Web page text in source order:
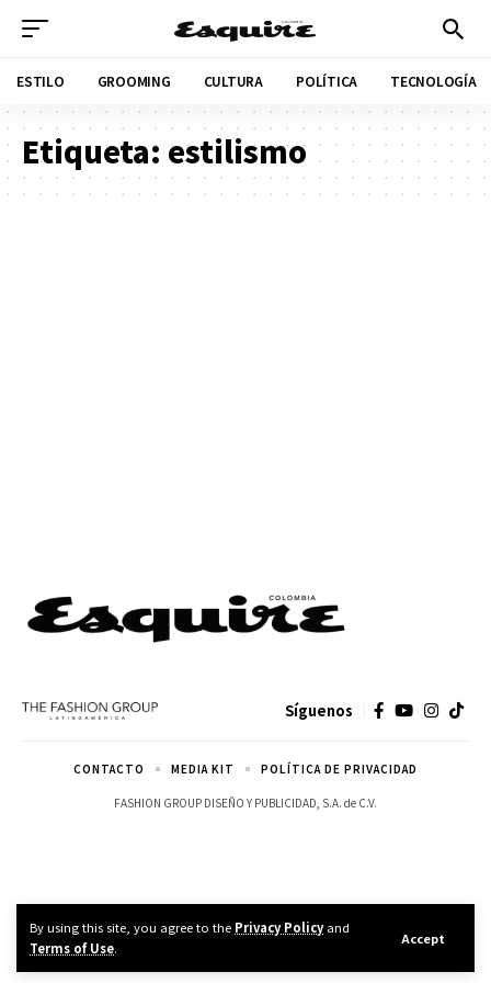
By using this site, you agree to the Privacy Policyand
Terms of Use.
Accept
ESTILO GROOMING CULTURA POLÍTICA TECNOLOGÍA
Etiqueta: estilismo
Síguenos
FASHION GROUP DISEÑO Y PUBLICIDAD, S.A. de C.V.
CONTACTO MEDIA KIT POLÍTICA DE PRIVACIDAD